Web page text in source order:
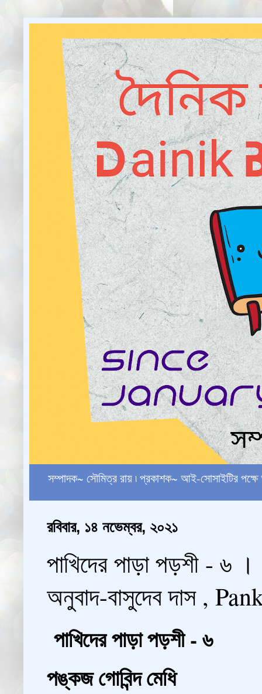
সম্পাদক~ সৌমিত্র রায় ৷ প্রকাশক~ আই-সোসাইটির
রবিবার, ১৪ নভেম্বর, ২০২১
পাখিদের পাড়া পড়শী - ৬
অনুবাদ-বাসুদেব দাস ,
পাখিদের পাড়া পড়শী - ৬
পঙ্কজ গোবিন্দ মেধি